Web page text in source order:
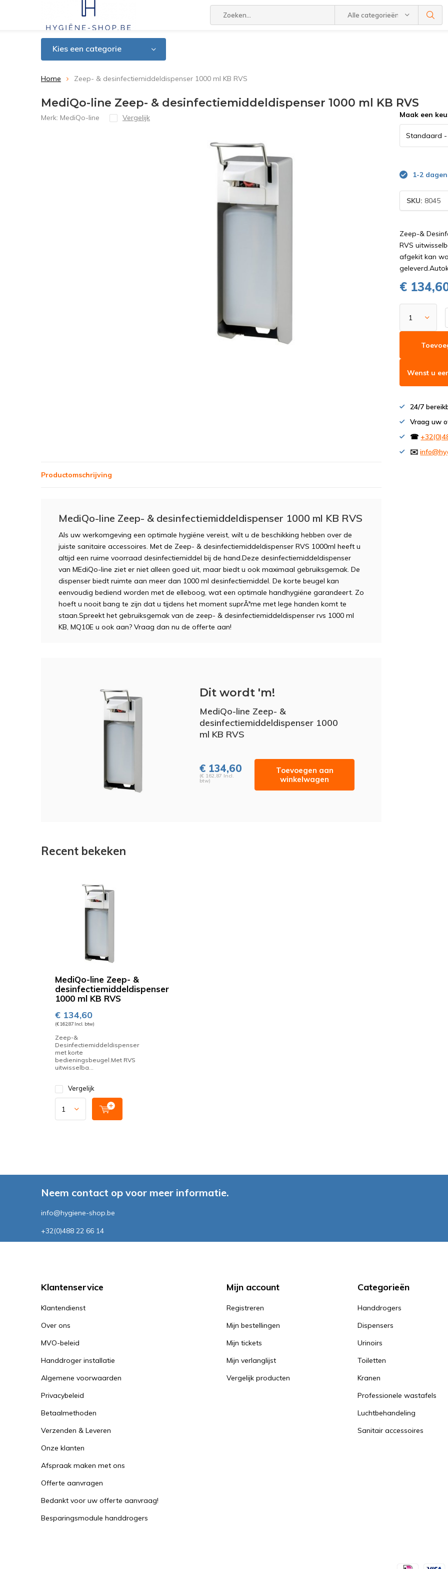
Alle categorieën
Kies een categorie
Home Zeep- & desinfectiemiddeldispenser 1000 ml KB RVS
MediQo-line Zeep- & desinfectiemiddeldispenser 1000 ml KB RVS
Merk: MediQo-line Vergelijk Maak een
1-2 dagen
SKU: 8045
Zeep-&
RVS
afgekit kan
€
Wenst u
24/7
Vraag uw
☎
✉️
Productomschrijving
MediQo-line Zeep- & desinfectiemiddeldispenser 1000 ml KB RVS
Als uw werkomgeving een optimale hygiëne vereist, wilt u de beschikking hebben over de
juiste sanitaire accessoires. Met de Zeep- & desinfectiemiddeldispenser RVS 1000ml heeft u
altijd een ruime voorraad desinfectiemiddel bij de hand.Deze desinfectiemiddeldispenser
van MEdiQo-line ziet er niet alleen goed uit, maar biedt u ook maximaal gebruiksgemak. De
dispenser biedt ruimte aan meer dan 1000 ml desinfectiemiddel. De korte beugel kan
eenvoudig bediend worden met de elleboog, wat een optimale handhygiëne garandeert. Zo
hoeft u nooit bang te zijn dat u tijdens het moment suprÃªme met lege handen komt te
staan.Spreekt het gebruiksgemak van de zeep- & desinfectiemiddeldispenser rvs 1000 ml
KB, MQ10E u ook aan? Vraag dan nu de offerte aan!
Dit wordt 'm!
MediQo-line Zeep- &
desinfectiemiddeldispenser 1000
ml KB RVS
€ 134,60
(€ 162,87 Incl.
btw)
Toevoegen aan
winkelwagen
Recent bekeken
MediQo-line Zeep- &
desinfectiemiddeldispenser
1000 ml KB RVS
€ 134,60
(€ 162,87 Incl. btw)
Zeep-&
Desinfectiemiddeldispenser
met korte
bedieningsbeugel.Met RVS
uitwisselba...
Vergelijk
Neem contact op voor meer informatie.
info@hygiene-shop.be
+32(0)488 22 66 14
Klantenservice
Klantendienst
Over ons
MVO-beleid
Handdroger installatie
Algemene voorwaarden
Privacybeleid
Betaalmethoden
Verzenden & Leveren
Onze klanten
Afspraak maken met ons
Offerte aanvragen
Bedankt voor uw offerte aanvraag!
Besparingsmodule handdrogers
Mijn account
Registreren
Mijn bestellingen
Mijn tickets
Mijn verlanglijst
Vergelijk producten
Categorieën
Handdrogers
Dispensers
Urinoirs
Toiletten
Kranen
Professionele wastafels
Luchtbehandeling
Sanitair accessoires